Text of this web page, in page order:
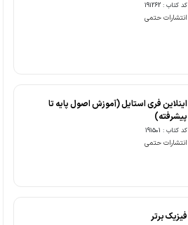
کد کتاب : 191262
انتشارات حتمی
اینلاین فری استایل (آموزش اصول پایه تا
پیشرفته)
کد کتاب : 191501
انتشارات حتمی
فیزیک برتر